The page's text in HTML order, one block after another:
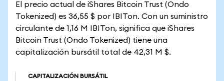
El precio actual de iShares Bitcoin Trust (Ondo
Tokenized) es 36,55 $ por IBITon. Con un suministro
circulante de 1,16 M IBITon, significa que iShares
Bitcoin Trust (Ondo Tokenized) tiene una
capitalización bursátil total de 42,31 M $.
CAPITALIZACIÓN BURSÁTIL